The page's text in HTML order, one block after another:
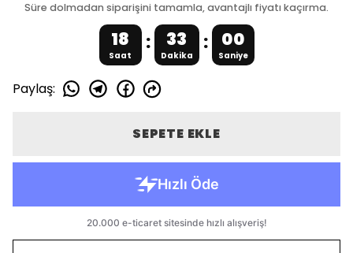
Süre dolmadan siparişini tamamla, avantajlı fiyatı kaçırma.
18
Saat
: 33
Dakika
: 00
Saniye
Paylaş:
SEPETE EKLE